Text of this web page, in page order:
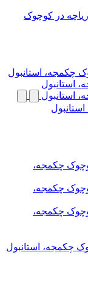
در کوچوک
چکمجه، استانبول